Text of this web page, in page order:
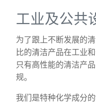
工业及公共
为了跟上不断发展的
比的清洁产品在工业
只有高性能的清洁产
规。
我们是特种化学成分